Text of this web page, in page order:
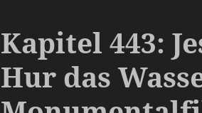
Kapitel 443:
Hur das